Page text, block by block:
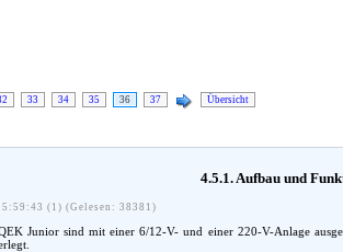
33 34 35 36 37 Übersicht
4.5.1. Aufbau und
(1) (Gelesen: 38381)
Junior sind mit einer 6/12-V- und einer 220-V-Anlage